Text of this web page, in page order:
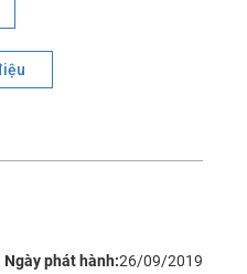
Ngày phát hành:26/09/2019